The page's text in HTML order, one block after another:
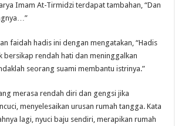
Imam At-Tirmidzi terdapat tambahan, “Dan
faidah hadis ini dengan mengatakan, “Hadis
bersikap rendah hati dan meninggalkan
seorang suami membantu istrinya.”
merasa rendah diri dan gengsi jika
menyelesaikan urusan rumah tangga. Kata
lagi, nyuci baju sendiri, merapikan rumah